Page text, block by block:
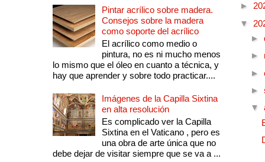
Pintar acrílico sobre madera.
Consejos sobre la madera
como soporte del acrílico
El acrílico como medio o
pintura, no es ni mucho menos
lo mismo que el óleo en cuanto a técnica, y
hay que aprender y sobre todo practicar....
Imágenes de la Capilla Sixtina
en alta resolución
Es complicado ver la Capilla
Sixtina en el Vaticano , pero es
una obra de arte única que no
debe dejar de visitar siempre que se va a ...
►
▼
►
►
►
►
▼